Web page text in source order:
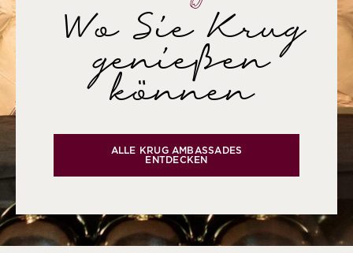
Wo Sie Krug
genießen
können
ALLE KRUG AMBASSADES
ENTDECKEN